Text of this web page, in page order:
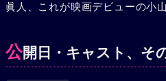
眞人、これが映画デビューの小
公開日・キャスト、そ